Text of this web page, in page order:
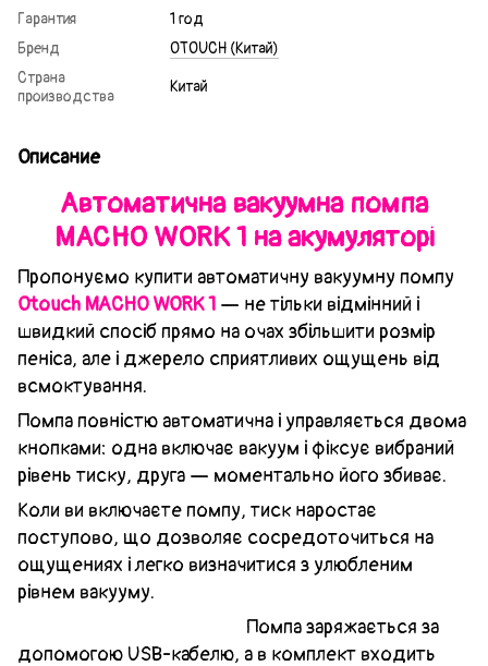
Гарантия
1 год
Бренд
OTOUCH (Китай)
Страна
производства
Китай
Описание
Автоматична вакуумна помпа
MACHO WORK 1 на акумуляторі
Пропонуємо купити автоматичну вакуумну помпу
Otouch MACHO WORK 1 — не тільки відмінний і
швидкий спосіб прямо на очах збільшити розмір
пеніса, але і джерело сприятливих ощущень від
всмоктування.
Помпа повністю автоматична і управляється двома
кнопками: одна включає вакуум і фіксує вибраний
рівень тиску, друга — моментально його збиває.
Коли ви включаєте помпу, тиск наростає
поступово, що дозволяє сосредоточиться на
ощущениях і легко визначитися з улюбленим
рівнем вакууму.
Помпа заряжається за
допомогою USB-кабелю, а в комплект входить